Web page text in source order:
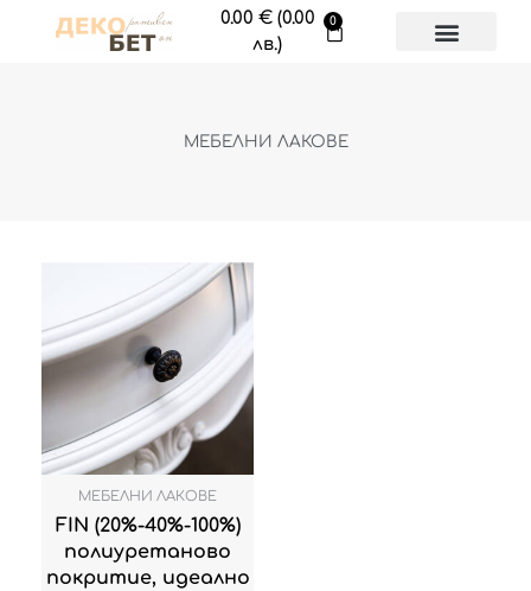
0.00 € (0.00
лв.)
0
Cart
МЕБЕЛНИ ЛАКОВЕ
МЕБЕЛНИ ЛАКОВЕ
FIN (20%-40%-100%)
полиуретаново
покритие, идеално